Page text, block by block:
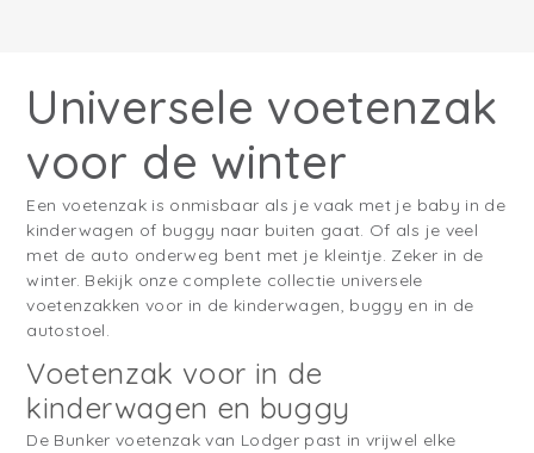
Universele voetenzak
voor de winter
Een voetenzak is onmisbaar als je vaak met je baby in de
kinderwagen of buggy naar buiten gaat. Of als je veel
met de auto onderweg bent met je kleintje. Zeker in de
winter. Bekijk onze complete collectie universele
voetenzakken voor in de kinderwagen, buggy en in de
autostoel.
Voetenzak voor in de
kinderwagen en buggy
De Bunker voetenzak van Lodger past in vrijwel elke